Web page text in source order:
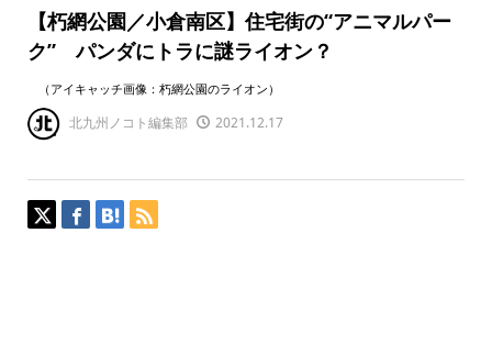
【朽網公園／小倉南区】住宅街の“アニマルパー
ク” パンダにトラに謎ライオン？
（アイキャッチ画像：朽網公園のライオン）
北九州ノコト編集部 2021.12.17